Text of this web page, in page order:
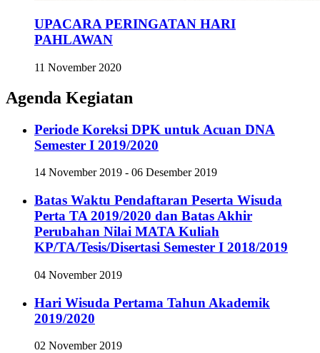
UPACARA PERINGATAN HARI
PAHLAWAN
11 November 2020
Agenda Kegiatan
Periode Koreksi DPK untuk Acuan DNA
Semester I 2019/2020
14 November 2019 - 06 Desember 2019
Batas Waktu Pendaftaran Peserta Wisuda
Perta TA 2019/2020 dan Batas Akhir
Perubahan Nilai MATA Kuliah
KP/TA/Tesis/Disertasi Semester I 2018/2019
04 November 2019
Hari Wisuda Pertama Tahun Akademik
2019/2020
02 November 2019